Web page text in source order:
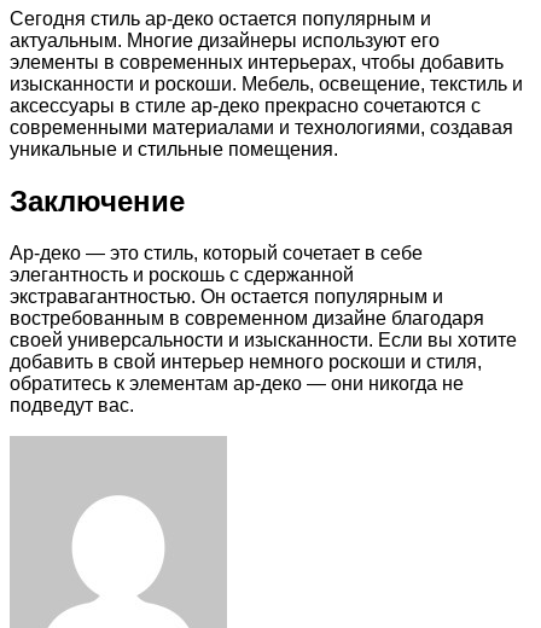
Сегодня стиль ар-деко остается популярным и
актуальным. Многие дизайнеры используют его
элементы в современных интерьерах, чтобы добавить
изысканности и роскоши. Мебель, освещение, текстиль и
аксессуары в стиле ар-деко прекрасно сочетаются с
современными материалами и технологиями, создавая
уникальные и стильные помещения.
Заключение
Ар-деко — это стиль, который сочетает в себе
элегантность и роскошь с сдержанной
экстравагантностью. Он остается популярным и
востребованным в современном дизайне благодаря
своей универсальности и изысканности. Если вы хотите
добавить в свой интерьер немного роскоши и стиля,
обратитесь к элементам ар-деко — они никогда не
подведут вас.